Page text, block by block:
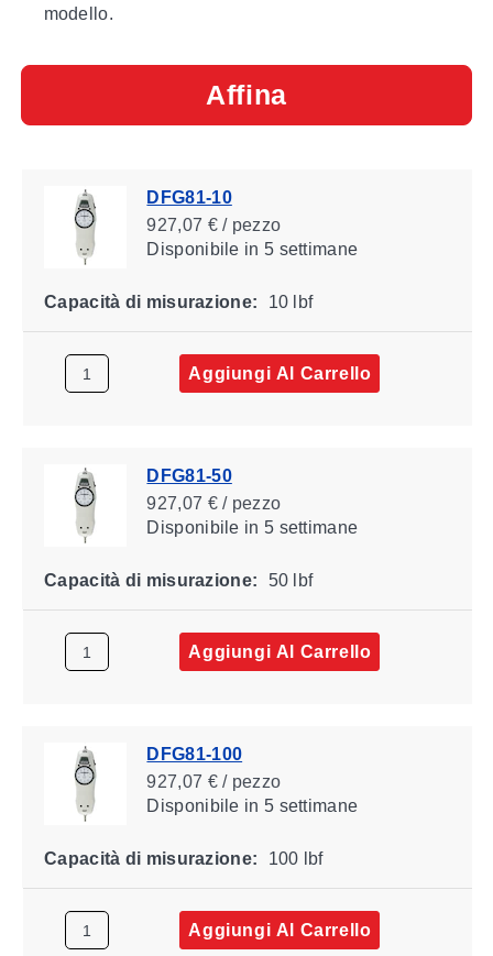
modello.
Affina
DFG81-10
927,07 € / pezzo
Disponibile in 5 settimane
Capacità di misurazione: 10 lbf
Aggiungi Al Carrello
DFG81-50
927,07 € / pezzo
Disponibile in 5 settimane
Capacità di misurazione: 50 lbf
Aggiungi Al Carrello
DFG81-100
927,07 € / pezzo
Disponibile in 5 settimane
Capacità di misurazione: 100 lbf
Aggiungi Al Carrello